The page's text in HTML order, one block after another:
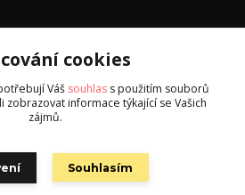
cookies
Váš souhlas s použitím souborů
zobrazovat informace týkající se Vašich
zájmů.
Souhlasím